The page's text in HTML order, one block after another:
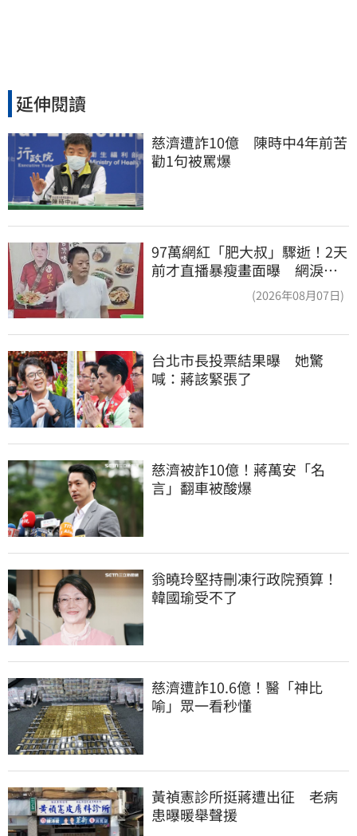
延伸閱讀
慈濟遭詐10億　陳時中4年前苦
勸1句被罵爆
97萬網紅「肥大叔」驟逝！2天
前才直播暴瘦畫面曝 網淚
(2026年08月07日)
台北市長投票結果曝　她驚
喊：蔣該緊張了
慈濟被詐10億！蔣萬安「名
言」翻車被酸爆
翁曉玲堅持刪凍行政院預算！
韓國瑜受不了
慈濟遭詐10.6億！醫「神比
喻」眾一看秒懂
黃禎憲診所挺蔣遭出征　老病
患曝暖舉聲援